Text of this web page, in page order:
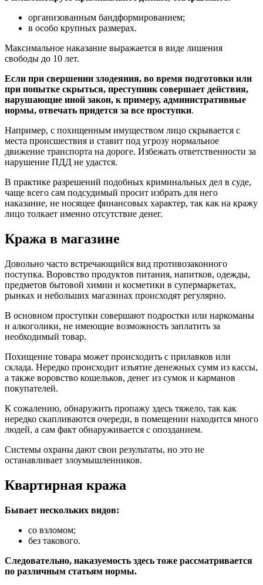
организованным бандформированием;
в особо крупных размерах.
Максимальное наказание выражается в виде лишения
свободы до 10 лет.
Если при свершении злодеяния, во время подготовки или
при попытке скрыться, преступник совершает действия,
нарушающие иной закон, к примеру, административные
нормы, отвечать придется за все проступки.
Например, с похищенным имуществом лицо скрывается с
места происшествия и ставит под угрозу нормальное
движение транспорта на дороге. Избежать ответственности за
нарушение ПДД не удастся.
В практике разрешений подобных криминальных дел в суде,
чаще всего сам подсудимый просит избрать для него
наказание, не носящее финансовых характер, так как на кражу
лицо толкает именно отсутствие денег.
Кража в магазине
Довольно часто встречающийся вид противозаконного
поступка. Воровство продуктов питания, напитков, одежды,
предметов бытовой химии и косметики в супермаркетах,
рынках и небольших магазинах происходят регулярно.
В основном проступки совершают подростки или наркоманы
и алкоголики, не имеющие возможность заплатить за
необходимый товар.
Похищение товара может происходить с прилавков или
склада. Нередко происходит изъятие денежных сумм из кассы,
а также воровство кошельков, денег из сумок и карманов
покупателей.
К сожалению, обнаружить пропажу здесь тяжело, так как
нередко скапливаются очереди, в помещении находится много
людей, а сам факт обнаруживается с опозданием.
Системы охраны дают свои результаты, но это не
останавливает злоумышленников.
Квартирная кража
Бывает нескольких видов:
со взломом;
без такового.
Следовательно, наказуемость здесь тоже рассматривается
по различным статьям нормы.